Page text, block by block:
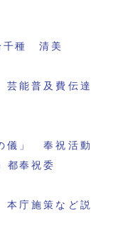
千種 清美
能普及費伝達
儀」 奉祝活動
都奉祝委
庁施策など説